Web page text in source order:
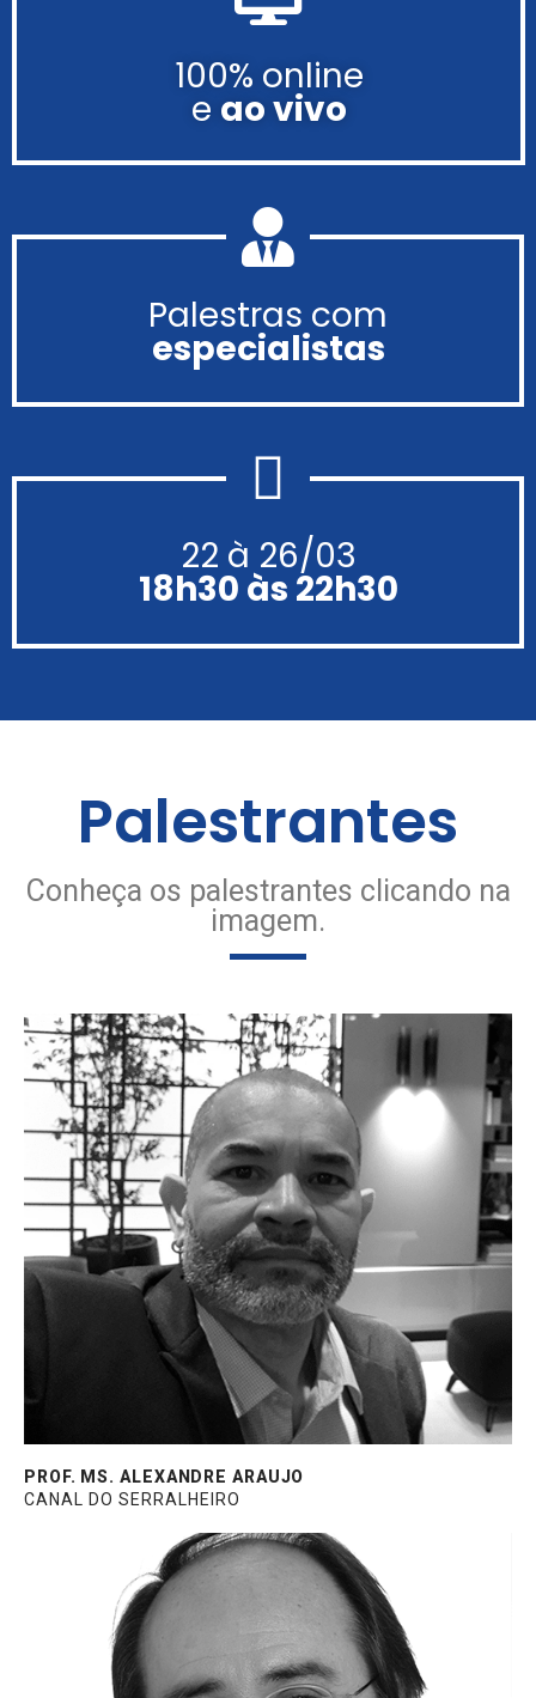
100% online
e ao vivo
Palestras com
especialistas
22 à 26/03
18h30 às 22h30
Palestrantes
Conheça os palestrantes clicando na
imagem.
Fundador do Canal do Serralheiro e atuante
há 35 anos no mercado de esquadrias.
Especialista em Esquadrias, Fachadas e
ACM. Autor de três livros e três prêmios.
Mestrado em Sistemas de Gestão pela UFF,
Pós-Graduado em Marketing, MBA em
Estratégia e Competitividade e Leader and
Professional Coach.
PROF. MS. ALEXANDRE ARAUJO
CANAL DO SERRALHEIRO
Sócio da AC&D Consultoria em Alumínio e